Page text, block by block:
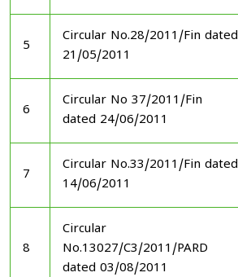
5
Circular No.28/2011/Fin dated
21/05/2011
6
Circular No 37/2011/Fin
dated 24/06/2011
7
Circular No.33/2011/Fin dated
14/06/2011
8
Circular
No.13027/C3/2011/PARD
dated 03/08/2011